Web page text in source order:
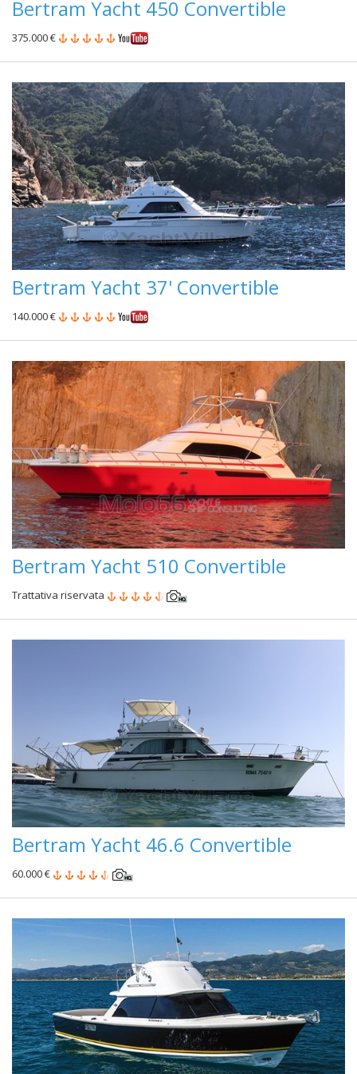
Bertram Yacht 450 Convertible
375.000 €
Bertram Yacht 37' Convertible
140.000 €
Bertram Yacht 510 Convertible
Trattativa riservata
Bertram Yacht 46.6 Convertible
60.000 €